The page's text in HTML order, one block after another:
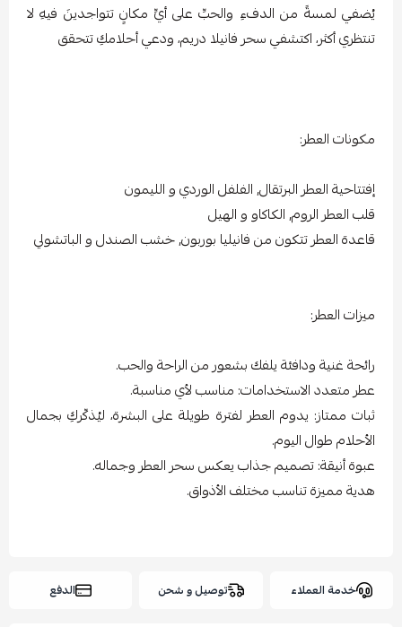
يُضفي لمسةً من الدفءِ والحبِّ على أيِّ مكانٍ تتواجدينَ فيهِ لا
تنتظري أكثر، اكتشفي سحر فانيلا دريم، ودعي أحلامكِ تتحقق
مكونات العطر:
إفتتاحية العطر البرتقال, الفلفل الوردي و الليمون
قلب العطر الروم, الكاكاو و الهيل
قاعدة العطر تتكون من فانيليا بوربون, خشب الصندل و الباتشولي
ميزات العطر:
رائحة غنية ودافئة يلفك بشعور من الراحة والحب.
عطر متعدد الاستخدامات: مناسب لأي مناسبة.
ثبات ممتاز: يدوم العطر لفترة طويلة على البشرة، ليُذكّركِ بجمال
الأحلام طوال اليوم.
عبوة أنيقة: تصميم جذاب يعكس سحر العطر وجماله.
هدية مميزة تناسب مختلف الأذواق.
خدمة العملاء توصيل و شحن الدفع